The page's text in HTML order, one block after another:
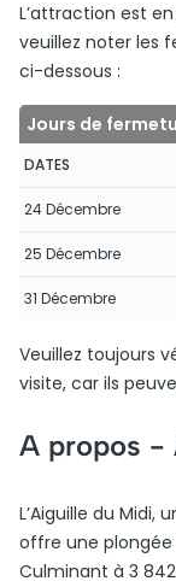
L’attraction est
veuillez noter les
ci-dessous :
Jours de
DATES
24 Décembre
25 Décembre
31 Décembre
Veuillez toujours
visite, car ils
A propos -
L’Aiguille du
offre une plongée
Culminant à 3